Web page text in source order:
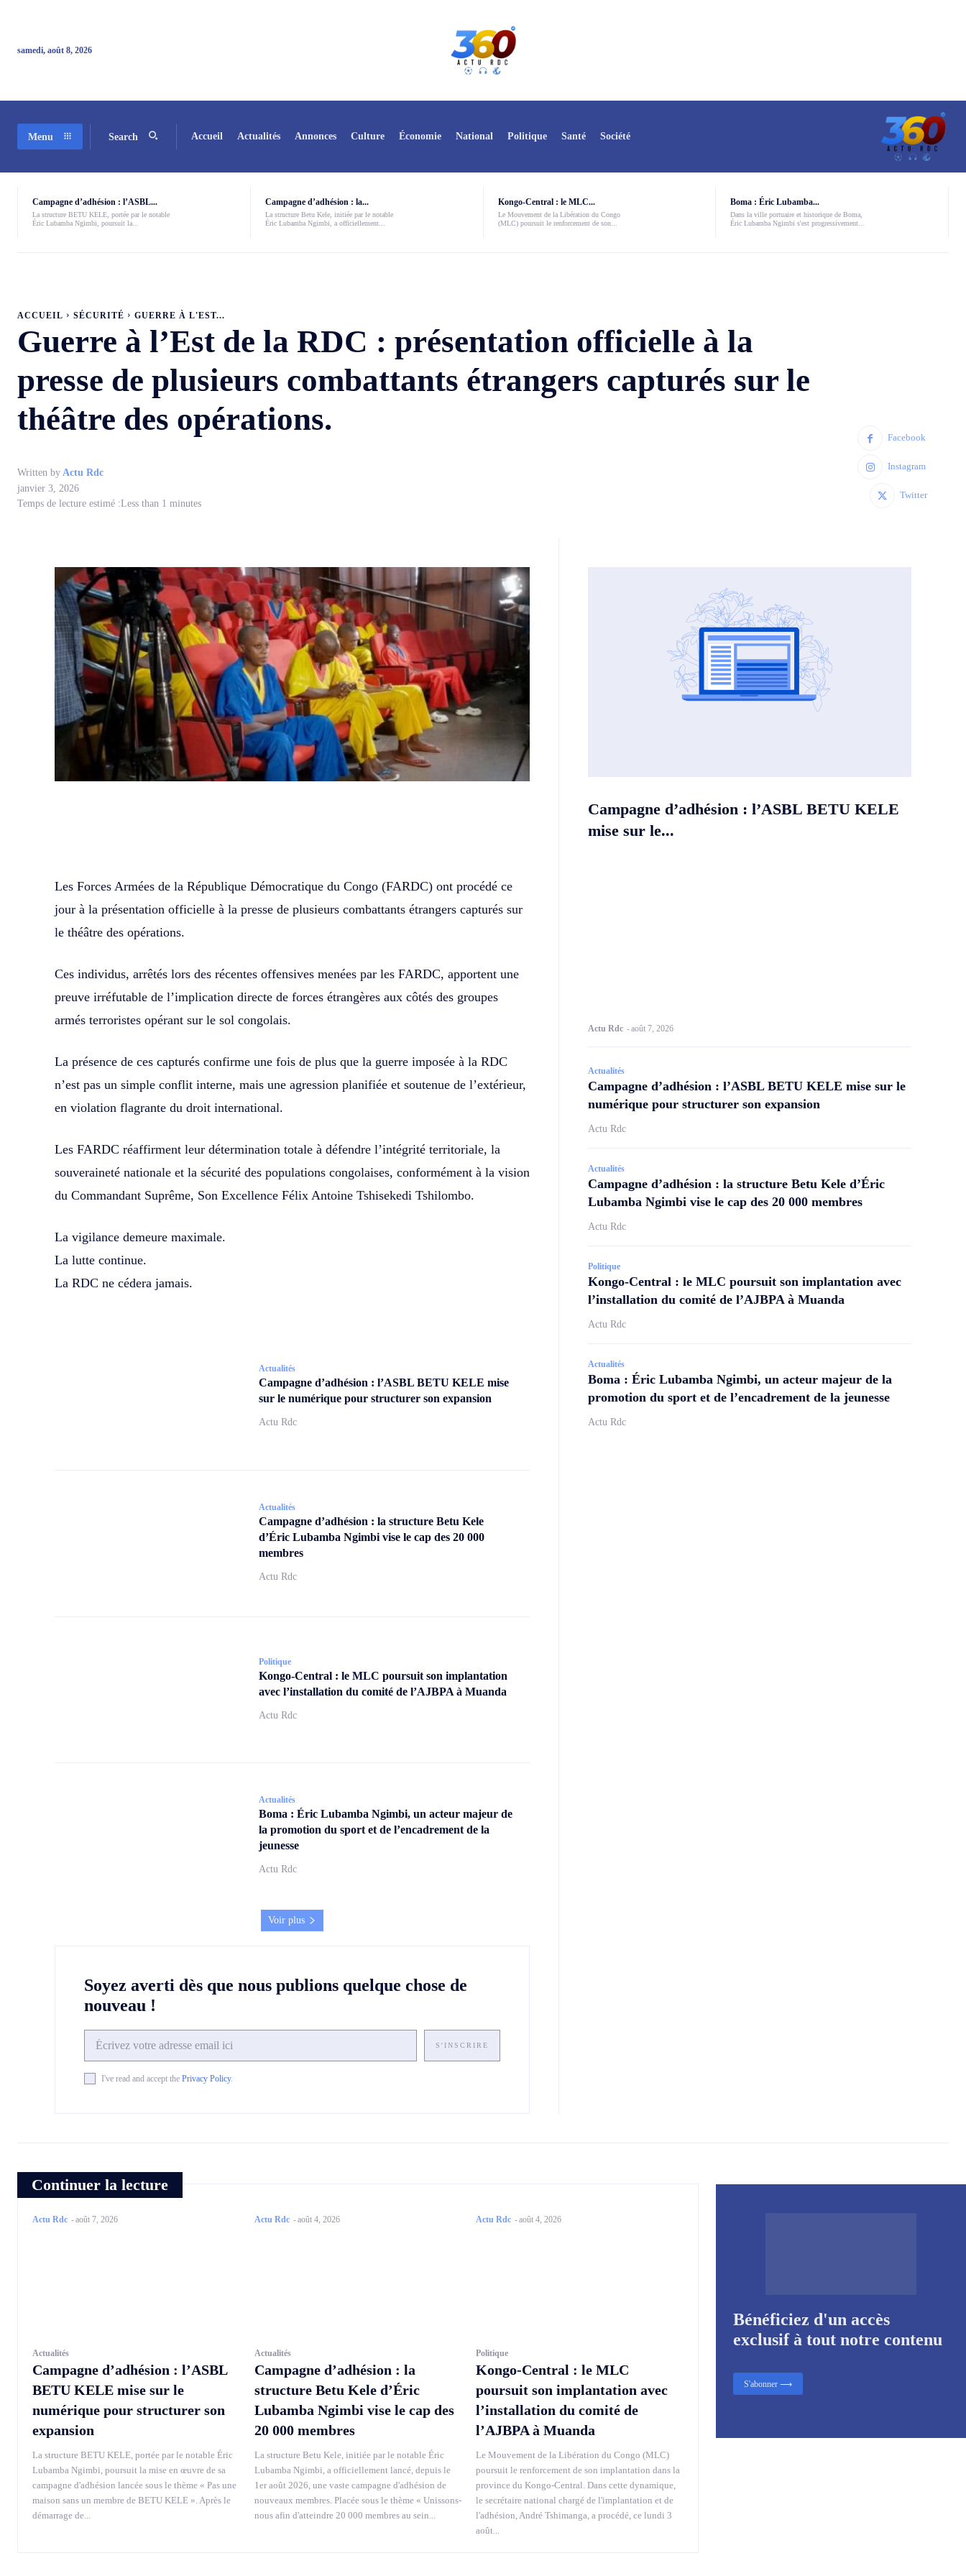
samedi, août 8, 2026
Menu Search Accueil Actualités Annonces Culture Économie National Politique Santé Société
Campagne d’adhésion : l’ASBL...
La structure BETU KELE, portée par le notable
Éric Lubamba Ngimbi, poursuit la...
Campagne d’adhésion : la...
La structure Betu Kele, initiée par le notable
Éric Lubamba Ngimbi, a officiellement...
Kongo-Central : le MLC...
Le Mouvement de la Libération du Congo
(MLC) poursuit le renforcement de son...
Boma : Éric Lubamba...
Dans la ville portuaire et historique de Boma,
Éric Lubamba Ngimbi s'est progressivement...
ACCUEIL SÉCURITÉ GUERRE À L'EST...
Guerre à l’Est de la RDC : présentation officielle à la
presse de plusieurs combattants étrangers capturés sur le
théâtre des opérations.
Written by Actu Rdc
janvier 3, 2026
Temps de lecture estimé :Less than 1 minutes
Facebook
Instagram
Twitter
Les Forces Armées de la République Démocratique du Congo (FARDC) ont procédé ce
jour à la présentation officielle à la presse de plusieurs combattants étrangers capturés sur
le théâtre des opérations.
Ces individus, arrêtés lors des récentes offensives menées par les FARDC, apportent une
preuve irréfutable de l’implication directe de forces étrangères aux côtés des groupes
armés terroristes opérant sur le sol congolais.
La présence de ces capturés confirme une fois de plus que la guerre imposée à la RDC
n’est pas un simple conflit interne, mais une agression planifiée et soutenue de l’extérieur,
en violation flagrante du droit international.
Les FARDC réaffirment leur détermination totale à défendre l’intégrité territoriale, la
souveraineté nationale et la sécurité des populations congolaises, conformément à la vision
du Commandant Suprême, Son Excellence Félix Antoine Tshisekedi Tshilombo.
La vigilance demeure maximale.
La lutte continue.
La RDC ne cédera jamais.
Actualités
Campagne d’adhésion : l’ASBL BETU KELE mise
sur le numérique pour structurer son expansion
Actu Rdc
Actualités
Campagne d’adhésion : la structure Betu Kele
d’Éric Lubamba Ngimbi vise le cap des 20 000
membres
Actu Rdc
Politique
Kongo-Central : le MLC poursuit son implantation
avec l’installation du comité de l’AJBPA à Muanda
Actu Rdc
Actualités
Boma : Éric Lubamba Ngimbi, un acteur majeur de
la promotion du sport et de l’encadrement de la
jeunesse
Actu Rdc
Voir plus
Soyez averti dès que nous publions quelque chose de
nouveau !
S'INSCRIRE
I've read and accept the Privacy Policy.
Campagne d’adhésion : l’ASBL BETU KELE
mise sur le...
Actu Rdc -août 7, 2026
Actualités
Campagne d’adhésion : l’ASBL BETU KELE mise sur le
numérique pour structurer son expansion
Actu Rdc
Actualités
Campagne d’adhésion : la structure Betu Kele d’Éric
Lubamba Ngimbi vise le cap des 20 000 membres
Actu Rdc
Politique
Kongo-Central : le MLC poursuit son implantation avec
l’installation du comité de l’AJBPA à Muanda
Actu Rdc
Actualités
Boma : Éric Lubamba Ngimbi, un acteur majeur de la
promotion du sport et de l’encadrement de la jeunesse
Actu Rdc
Continuer la lecture
Actu Rdc -août 7, 2026
Actualités
Campagne d’adhésion : l’ASBL
BETU KELE mise sur le
numérique pour structurer son
expansion
La structure BETU KELE, portée par le notable Éric
Lubamba Ngimbi, poursuit la mise en œuvre de sa
campagne d'adhésion lancée sous le thème « Pas une
maison sans un membre de BETU KELE ». Après le
démarrage de...
Actu Rdc -août 4, 2026
Actualités
Campagne d’adhésion : la
structure Betu Kele d’Éric
Lubamba Ngimbi vise le cap des
20 000 membres
La structure Betu Kele, initiée par le notable Éric
Lubamba Ngimbi, a officiellement lancé, depuis le
1er août 2026, une vaste campagne d'adhésion de
nouveaux membres. Placée sous le thème « Unissons-
nous afin d'atteindre 20 000 membres au sein...
Actu Rdc -août 4, 2026
Politique
Kongo-Central : le MLC
poursuit son implantation avec
l’installation du comité de
l’AJBPA à Muanda
Le Mouvement de la Libération du Congo (MLC)
poursuit le renforcement de son implantation dans la
province du Kongo-Central. Dans cette dynamique,
le secrétaire national chargé de l'implantation et de
l'adhésion, André Tshimanga, a procédé, ce lundi 3
août...
Bénéficiez d'un accès
exclusif à tout notre contenu
S'abonner ⟶